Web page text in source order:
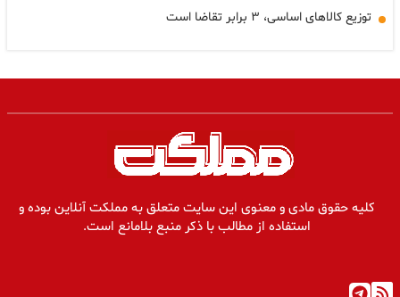
توزیع کالاهای اساسی، ۳ برابر تقاضا است
کلیه حقوق مادی و معنوی این سایت متعلق به مملکت آنلاین بوده و
استفاده از مطالب با ذکر منبع بلامانع است.